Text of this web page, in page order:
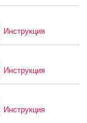
Инструкция
Инструкция
Инструкция